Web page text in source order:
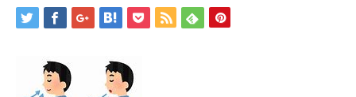
医院案内
院長紹介